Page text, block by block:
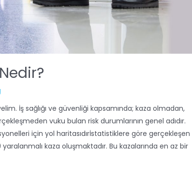
İş sağlığı ve güvenliği kapsamında; kaza olmadan,
vuku bulan risk durumlarının genel adıdır.
için yol haritasıdırİstatistiklere göre gerçekleşen
kaza oluşmaktadır. Bu kazalarında en az bir